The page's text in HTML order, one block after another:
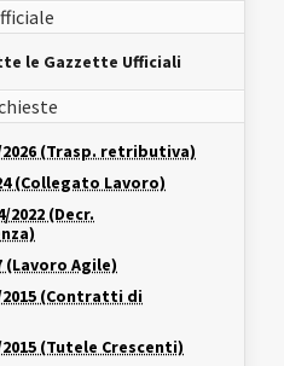
le Gazzette Ufficiali
2026 (Trasp. retributiva)
(Collegato Lavoro)
2022 (Decr.
(Lavoro Agile)
2015 (Contratti di
2015 (Tutele Crescenti)